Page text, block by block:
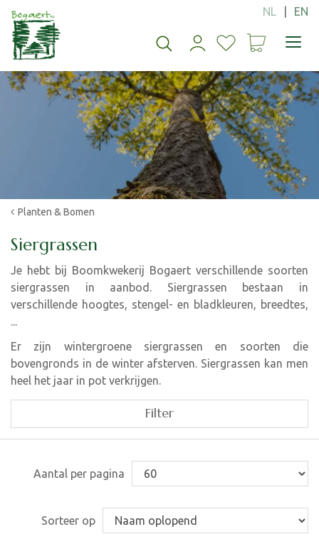
a
Planten & Bomen
Siergrassen
Je hebt bij Boomkwekerij Bogaert verschillende soorten
siergrassen in aanbod. Siergrassen bestaan in
verschillende hoogtes, stengel- en bladkleuren, breedtes,
...
Er zijn wintergroene siergrassen en soorten die
bovengronds in de winter afsterven. Siergrassen kan men
heel het jaar in pot verkrijgen.
Filter
Aantal per pagina
Sorteer op